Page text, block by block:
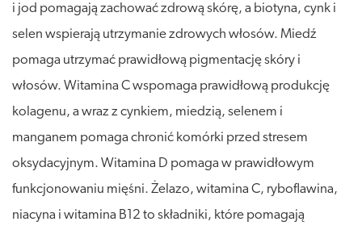
i jod pomagają zachować zdrową skórę, a biotyna, cynk i
selen wspierają utrzymanie zdrowych włosów. Miedź
pomaga utrzymać prawidłową pigmentację skóry i
włosów. Witamina C wspomaga prawidłową produkcję
kolagenu, a wraz z cynkiem, miedzią, selenem i
manganem pomaga chronić komórki przed stresem
oksydacyjnym. Witamina D pomaga w prawidłowym
funkcjonowaniu mięśni. Żelazo, witamina C, ryboflawina,
niacyna i witamina B12 to składniki, które pomagają